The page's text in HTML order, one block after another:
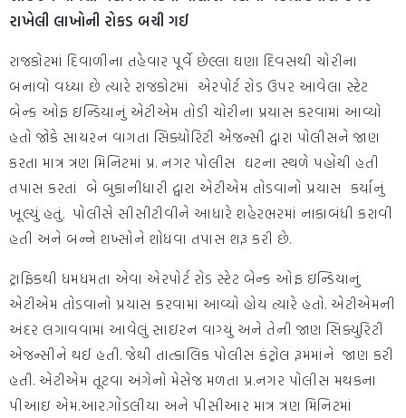
રાખેલી લાખોની રોકડ બચી ગઈ
રાજકોટમાં દિવાળીના તહેવાર પૂર્વે છેલ્લા ઘણા દિવસથી ચોરીના
બનાવો વધ્યા છે ત્યારે રાજકોટમાં એરપોર્ટ રોડ ઉપર આવેલા સ્ટેટ
બેન્ક ઓફ ઇન્ડિયાનું એટીએમ તોડી ચોરીના પ્રયાસ કરવામાં આવ્યો
હતો જોકે સાયરન વાગતા સિક્યોરિટી એજન્સી દ્વારા પોલીસને જાણ
કરતા માત્ર ત્રણ મિનિટમાં પ્ર. નગર પોલીસ ઘટના સ્થળે પહોંચી હતી
તપાસ કરતાં બે બુકાનીધારી દ્વારા એટીએમ તોડવાનો પ્રયાસ કર્યાનું
ખૂલ્યું હતું. પોલીસે સીસીટીવીને આધારે શહેરભરમાં નાકાબંધી કરાવી
હતી અને બન્ને શખ્સોને શોધવા તપાસ શરૂ કરી છે.
ટ્રાફિકથી ધમધમતા એવા એરપોર્ટ રોડ સ્ટેટ બેન્ક ઓફ ઇન્ડિયાનું
એટીએમ તોડવાનો પ્રયાસ કરવામાં આવ્યો હોય ત્યારે હતો. એટીએમની
અંદર લગાવવામાં આવેલું સાઇરન વાગ્યું અને તેની જાણ સિક્યુરિટી
એજન્સીને થઈ હતી. જેથી તાત્કાલિક પોલીસ કંટ્રોલ રૂમમાંને જાણ કરી
હતી. એટીએમ તૂટવા અંગેનો મેસેજ મળતા પ્ર.નગર પોલીસ મથકના
પીઆઇ એમ.આર.ગોંડલીયા અને પીસીઆર માત્ર ત્રણ મિનિટમાં